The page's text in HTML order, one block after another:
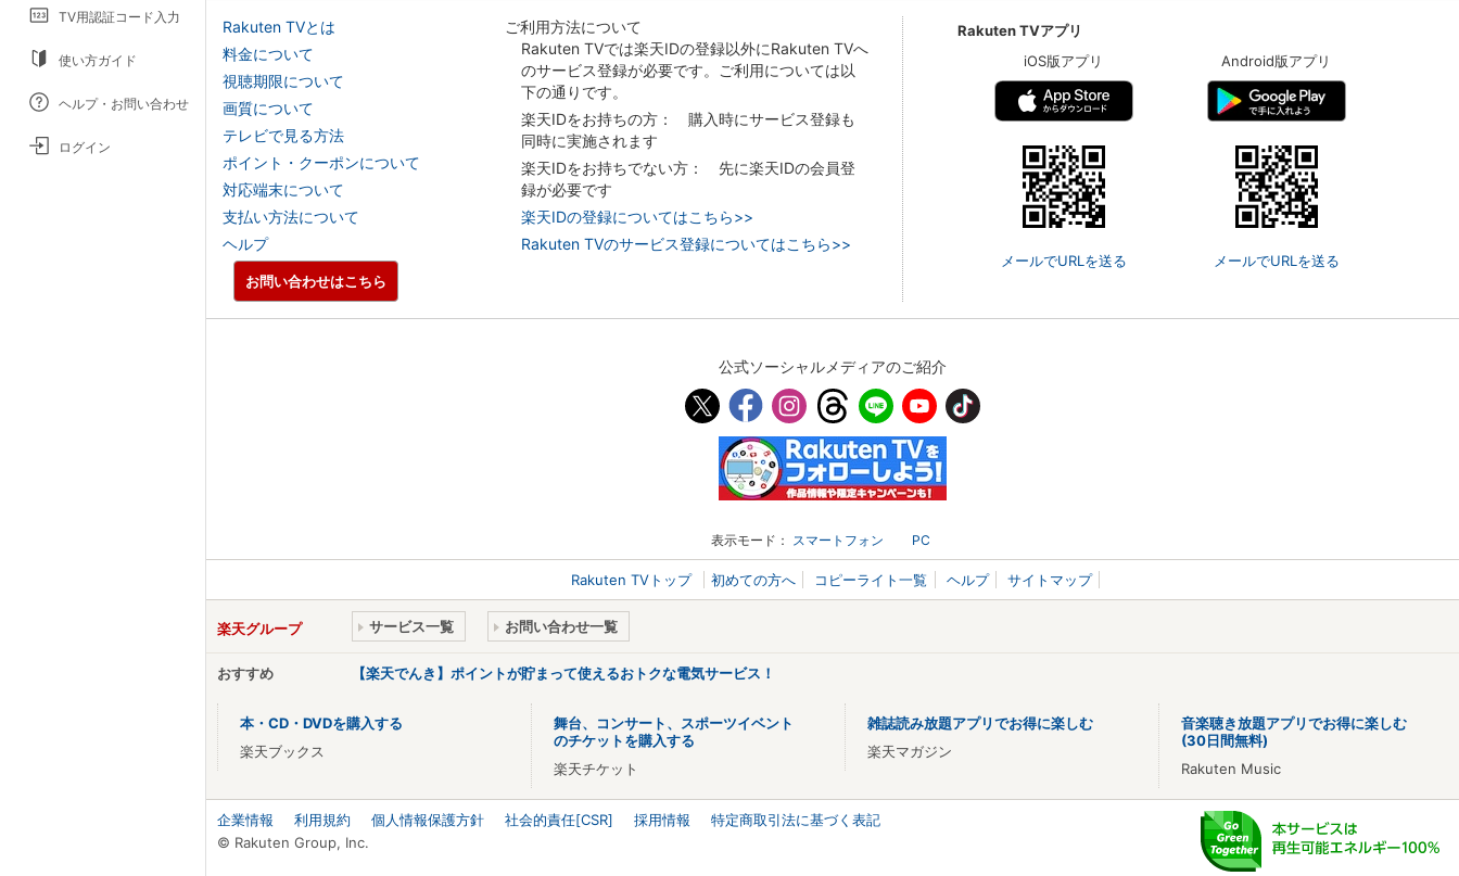
TV用認証コード入力
使い方ガイド
ヘルプ・お問い合わせ
ログイン
Rakuten TVとは
料金について
視聴期限について
画質について
テレビで見る方法
ポイント・クーポンについて
対応端末について
支払い方法について
ヘルプ
ご利用方法について
Rakuten TVでは楽天IDの登録以外にRakuten TVへ
のサービス登録が必要です。ご利用については以
下の通りです。
楽天IDをお持ちの方： 購入時にサービス登録も
同時に実施されます
楽天IDをお持ちでない方： 先に楽天IDの会員登
録が必要です
楽天IDの登録についてはこちら>>
Rakuten TVのサービス登録についてはこちら>>
Rakuten TVアプリ
iOS版アプリ
メールでURLを送る
Android版アプリ
メールでURLを送る
お問い合わせはこちら
公式ソーシャルメディアのご紹介
表示モード： スマートフォン PC
Rakuten TVトップ 初めての方へ コピーライト一覧 ヘルプ サイトマップ
楽天グループ サービス一覧 お問い合わせ一覧
おすすめ 【楽天でんき】ポイントが貯まって使えるおトクな電気サービス！
本・CD・DVDを購入する
楽天ブックス
舞台、コンサート、スポーツイベント
のチケットを購入する
楽天チケット
雑誌読み放題アプリでお得に楽しむ
楽天マガジン
音楽聴き放題アプリでお得に楽しむ
(30日間無料)
Rakuten Music
企業情報 利用規約 個人情報保護方針 社会的責任[CSR] 採用情報
特定商取引法に基づく表記
© Rakuten Group, Inc.